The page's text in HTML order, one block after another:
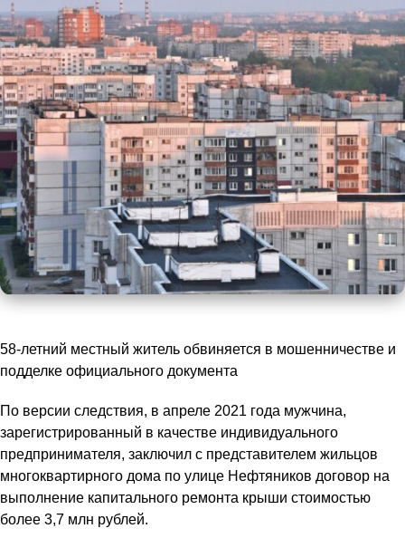
58-летний местный житель обвиняется в мошенничестве и
подделке официального документа
По версии следствия, в апреле 2021 года мужчина,
зарегистрированный в качестве индивидуального
предпринимателя, заключил с представителем жильцов
многоквартирного дома по улице Нефтяников договор на
выполнение капитального ремонта крыши стоимостью
более 3,7 млн рублей.